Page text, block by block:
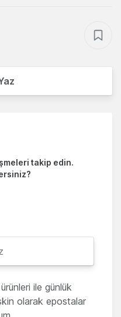
takip edin.
ile günlük
olarak epostalar